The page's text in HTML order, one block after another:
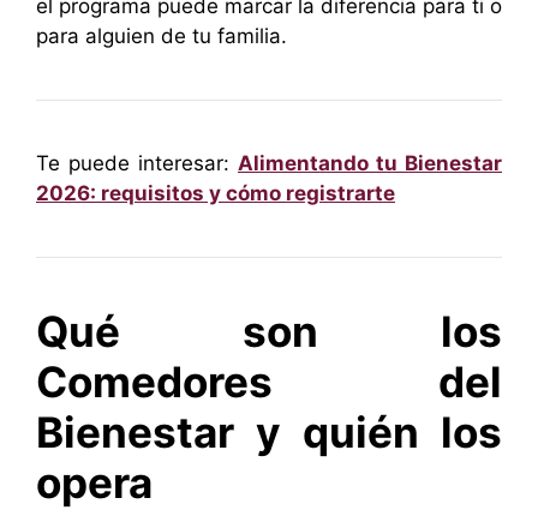
el programa puede marcar la diferencia para ti o
para alguien de tu familia.
Te puede interesar: Alimentando tu Bienestar
2026: requisitos y cómo registrarte
Qué son los
Comedores del
Bienestar y quién los
opera